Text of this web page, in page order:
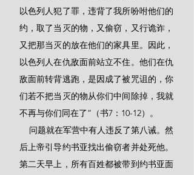
以色列人犯了罪，违背了我所吩咐他们的
约，取了当灭的物，又偷窃，又行诡诈，
又把那当灭的放在他们的家具里。因此，
以色列人在仇敌面前站立不住。他们在仇
敌面前转背逃跑，是因成了被咒诅的，你
们若不把当灭的物从你们中间除掉，我就
不再与你们同在了”（书7：10-12）。
后上帝引导约书亚找出偷窃者并处死他。
第二天早上，所有百姓都被带到约书亚面